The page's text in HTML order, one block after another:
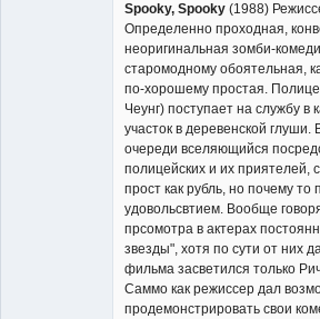
Spooky, Spooky (1988)
Определенно проходная,
неоригинальная зомби-
старомодному обоятельная,
по-хорошему простая.
Чеунг) поступает на службу в
участок в деревенской глуши.
очереди вселяющийся
полицейских и их приятелей,
прост как рубль, но почему то
удовольсвтием. Вообще
прсомотра в актерах
звезды", хотя по сути от них
фильма засветился только
Саммо как режиссер дал
продемонстрировать свои